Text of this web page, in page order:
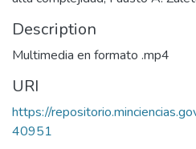
Description
Multimedia en formato .mp4
URI
https://
40951